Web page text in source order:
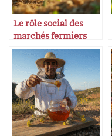
Le rôle social des
marchés fermiers
dans les villages